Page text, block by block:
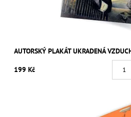
AUTORSKÝ PLAKÁT UKRADENÁ
199 Kč